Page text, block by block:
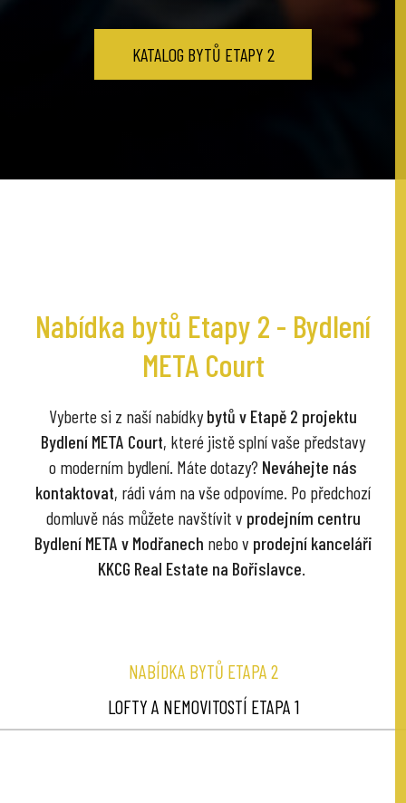
KATALOG BYTŮ ETAPY 2
Nabídka bytů Etapy 2 - Bydlení
META Court
Vyberte si z naší nabídky bytů v Etapě 2 projektu
Bydlení META Court, které jistě splní vaše představy
o moderním bydlení. Máte dotazy? Neváhejte nás
kontaktovat, rádi vám na vše odpovíme. Po předchozí
domluvě nás můžete navštívit v prodejním centru
Bydlení META v Modřanech nebo v prodejní kanceláři
KKCG Real Estate na Bořislavce.
NABÍDKA BYTŮ ETAPA 2
LOFTY A NEMOVITOSTÍ ETAPA 1